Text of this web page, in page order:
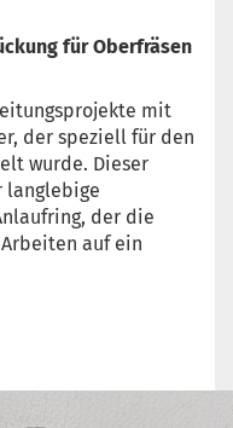
für Oberfräsen
mit
der speziell für den
wurde. Dieser
langlebige
der die
auf ein